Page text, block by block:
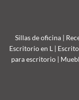
Sillas de oficina|
Escritorio en L |
para escritorio |